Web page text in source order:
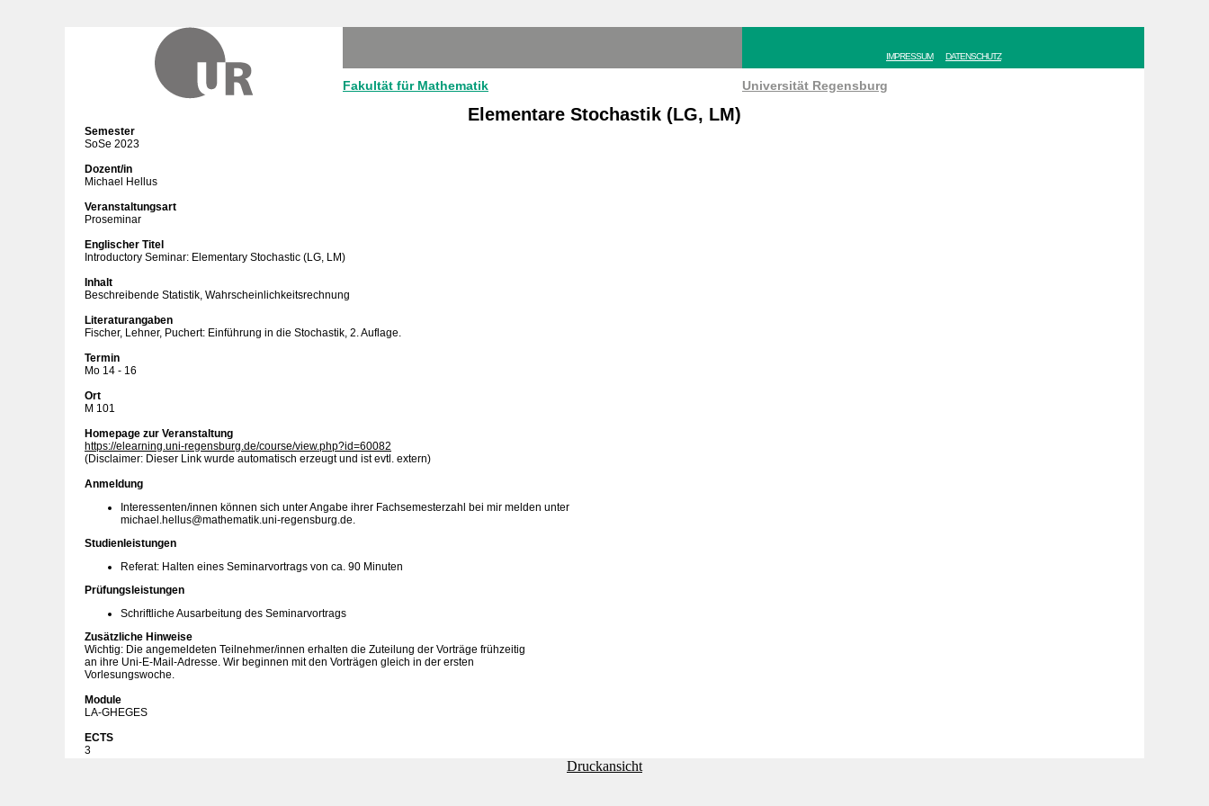
IMPRESSUM DATENSCHUTZ
Fakultät für Mathematik Universität Regensburg
Elementare Stochastik (LG, LM)
Semester
SoSe 2023
Dozent/in
Michael Hellus
Veranstaltungsart
Proseminar
Englischer Titel
Introductory Seminar: Elementary Stochastic (LG, LM)
Inhalt
Beschreibende Statistik, Wahrscheinlichkeitsrechnung
Literaturangaben
Fischer, Lehner, Puchert: Einführung in die Stochastik, 2. Auflage.
Termin
Mo 14 - 16
Ort
M 101
Homepage zur Veranstaltung
https://elearning.uni-regensburg.de/course/view.php?id=60082
(Disclaimer: Dieser Link wurde automatisch erzeugt und ist evtl. extern)
Anmeldung
Interessenten/innen können sich unter Angabe ihrer Fachsemesterzahl bei mir melden unter
michael.hellus@mathematik.uni-regensburg.de.
Studienleistungen
Referat: Halten eines Seminarvortrags von ca. 90 Minuten
Prüfungsleistungen
Schriftliche Ausarbeitung des Seminarvortrags
Zusätzliche Hinweise
Wichtig: Die angemeldeten Teilnehmer/innen erhalten die Zuteilung der Vorträge frühzeitig
an ihre Uni-E-Mail-Adresse. Wir beginnen mit den Vorträgen gleich in der ersten
Vorlesungswoche.
Module
LA-GHEGES
ECTS
3
Druckansicht